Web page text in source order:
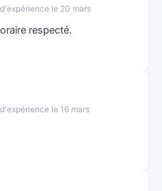
le 20 mars
respecté.
le 16 mars